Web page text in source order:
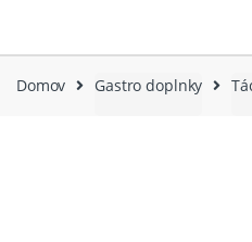
Domov Gastro doplnky